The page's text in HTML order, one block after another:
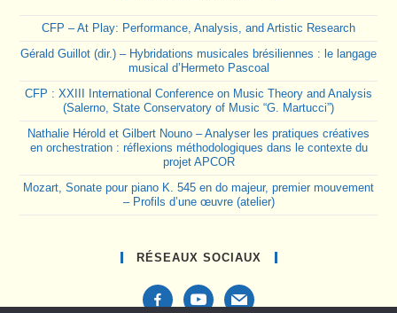
CFP – At Play: Performance, Analysis, and Artistic Research
Gérald Guillot (dir.) – Hybridations musicales brésiliennes : le langage
musical d’Hermeto Pascoal
CFP : XXIII International Conference on Music Theory and Analysis
(Salerno, State Conservatory of Music “G. Martucci”)
Nathalie Hérold et Gilbert Nouno – Analyser les pratiques créatives
en orchestration : réflexions méthodologiques dans le contexte du
projet APCOR
Mozart, Sonate pour piano K. 545 en do majeur, premier mouvement
– Profils d’une œuvre (atelier)
RÉSEAUX SOCIAUX
facebook-
alt
youtubemail